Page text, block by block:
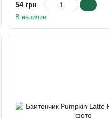
54 грн
В наличии